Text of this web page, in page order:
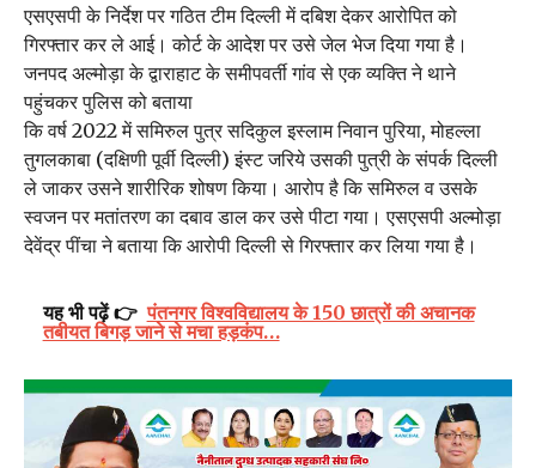
एसएसपी के निर्देश पर गठित टीम दिल्ली में दबिश देकर आरोपित को
गिरफ्तार कर ले आई। कोर्ट के आदेश पर उसे जेल भेज दिया गया है।
जनपद अल्मोड़ा के द्वाराहाट के समीपवर्ती गांव से एक व्यक्ति ने थाने
पहुंचकर पुलिस को बताया
कि वर्ष 2022 में समिरुल पुत्र सदिकुल इस्लाम निवान पुरिया, मोहल्ला
तुगलकाबा (दक्षिणी पूर्वी दिल्ली) इंस्ट जरिये उसकी पुत्री के संपर्क दिल्ली
ले जाकर उसने शारीरिक शोषण किया। आरोप है कि समिरुल व उसके
स्वजन पर मतांतरण का दबाव डाल कर उसे पीटा गया। एसएसपी अल्मोड़ा
देवेंद्र पींचा ने बताया कि आरोपी दिल्ली से गिरफ्तार कर लिया गया है।
यह भी पढ़ें 👉 पंतनगर विश्वविद्यालय के 150 छात्रों की अचानक
तबीयत बिगड़ जाने से मचा हड़कंप…